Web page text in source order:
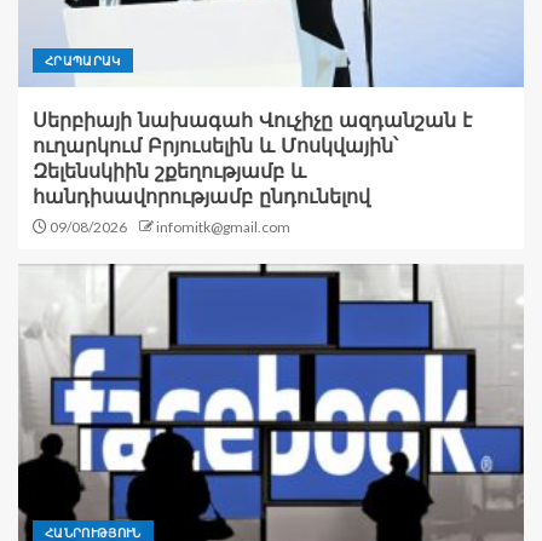
ՀՐԱՊԱՐԱԿ
Սերբիայի նախագահ Վուչիչը ազդանշան է
ուղարկում Բրյուսելին և Մոսկվային՝
Զելենսկիին շքեղությամբ և
հանդիսավորությամբ ընդունելով
09/08/2026 infomitk@gmail.com
ՀԱՆՐՈՒԹՅՈՒՆ